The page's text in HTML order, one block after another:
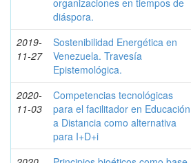
organizaciones en tiempos de
diáspora.
2019-
11-27
Sostenibilidad Energética en
Venezuela. Travesía
Epistemológica.
2020-
11-03
Competencias tecnológicas
para el facilitador en Educación
a Distancia como alternativa
para I+D+i